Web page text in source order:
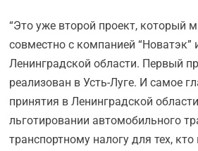
“Это уже второй проект, который
совместно с компанией “Новатэк”
Ленинградской области. Первый
реализован в Усть-Луге. И самое
принятия в Ленинградской
льготировании автомобильного
транспортному налогу для тех, кто